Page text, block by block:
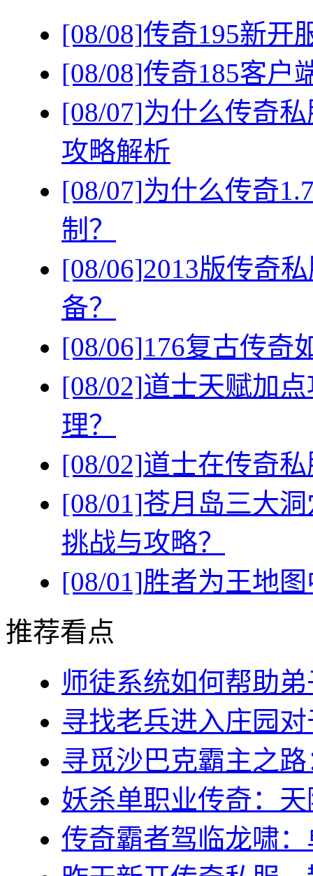
[08/08]传奇195新开
[08/08]传奇185客户
[08/07]为什么传奇
攻略解析
[08/07]为什么传奇
制？
[08/06]2013版传奇
备？
[08/06]176复古传奇
[08/02]道士天赋加
理？
[08/02]道士在传奇
[08/01]苍月岛三大
挑战与攻略？
[08/01]胜者为王地
推荐看点
师徒系统如何帮助弟
寻找老兵进入庄园
寻觅沙巴克霸主之
妖杀单职业传奇：
传奇霸者驾临龙啸